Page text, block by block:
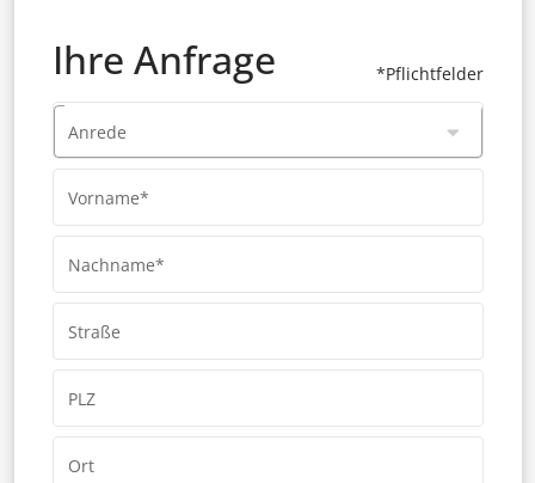
*Pflichtfelder
Ihre Anfrage
Anrede
Vorname*
Nachname*
Straße
PLZ
Ort